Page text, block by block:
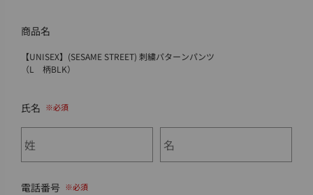
商品名
【UNISEX】(SESAME STREET) 刺繍パターンパンツ
（L 柄BLK）
氏名
電話番号